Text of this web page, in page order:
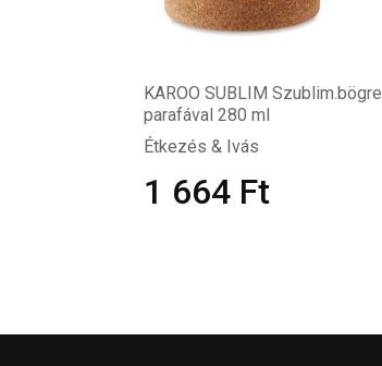
KAROO SUBLIM Szublim.bögre
parafával 280 ml
Étkezés & Ivás
1 664 Ft